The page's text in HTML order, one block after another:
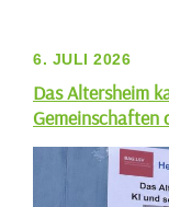
6. JULI 2026
Das Altersheim
Gemeinschaften